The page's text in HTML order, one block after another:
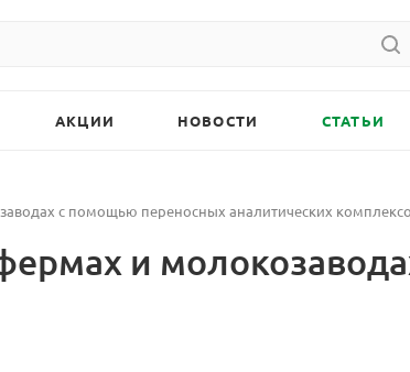
АКЦИИ НОВОСТИ СТАТЬИ
с помощью переносных аналитических
и